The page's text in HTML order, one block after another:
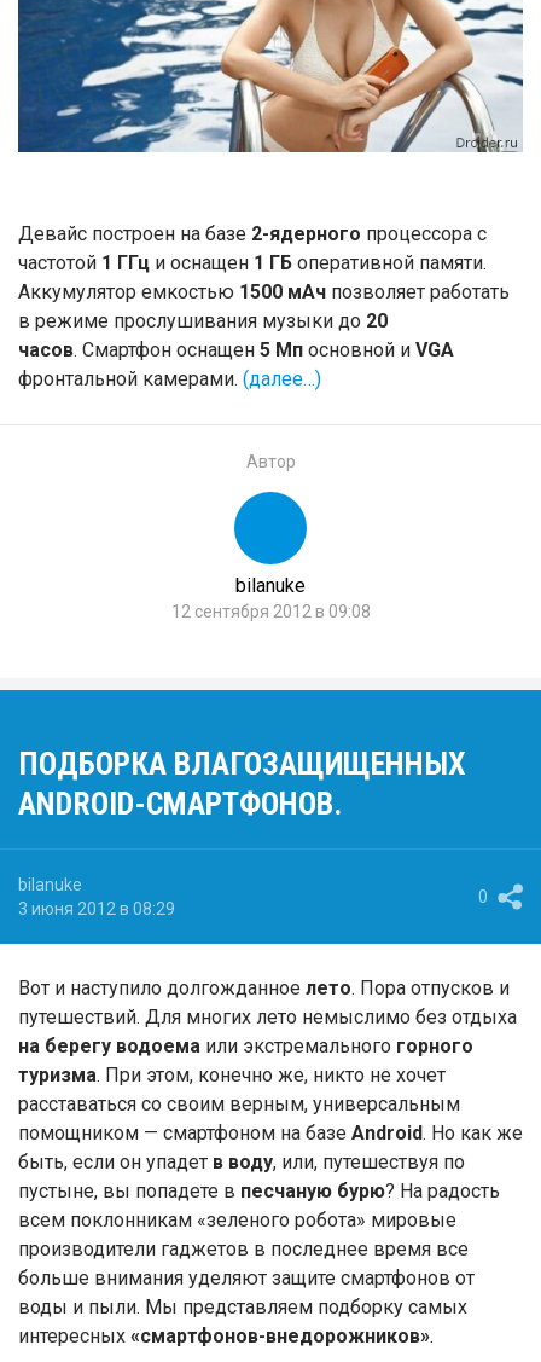
Девайс построен на базе 2-ядерного процессора с
частотой 1 ГГц и оснащен 1 ГБ оперативной памяти.
Аккумулятор емкостью 1500 мАч позволяет работать
в режиме прослушивания музыки до 20
часов. Смартфон оснащен 5 Мп основной и VGA
фронтальной камерами. (далее…)
Автор
bilanuke
12 сентября 2012 в 09:08
ПОДБОРКА ВЛАГОЗАЩИЩЕННЫХ
ANDROID-СМАРТФОНОВ.
bilanuke
3 июня 2012 в 08:29
0
Вот и наступило долгожданное лето. Пора отпусков и
путешествий. Для многих лето немыслимо без отдыха
на берегу водоема или экстремального горного
туризма. При этом, конечно же, никто не хочет
расставаться со своим верным, универсальным
помощником — смартфоном на базе Android. Но как же
быть, если он упадет в воду, или, путешествуя по
пустыне, вы попадете в песчаную бурю? На радость
всем поклонникам «зеленого робота» мировые
производители гаджетов в последнее время все
больше внимания уделяют защите смартфонов от
воды и пыли. Мы представляем подборку самых
интересных «смартфонов-внедорожников».